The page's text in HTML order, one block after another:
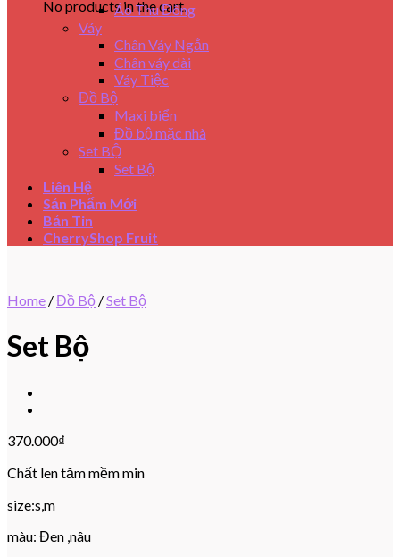
No products in the cart.
Áo Thu Đông
Váy
Chân Váy Ngắn
Chân váy dài
Váy Tiệc
Đồ Bộ
Maxi biển
Đồ bộ mặc nhà
Set BỘ
Set Bộ
Liên Hệ
Sản Phẩm Mới
Bản Tin
CherryShop Fruit
Home /Đồ Bộ /Set Bộ
Set Bộ
370.000₫
Chất len tăm mềm min
size:s,m
màu: Đen ,nâu